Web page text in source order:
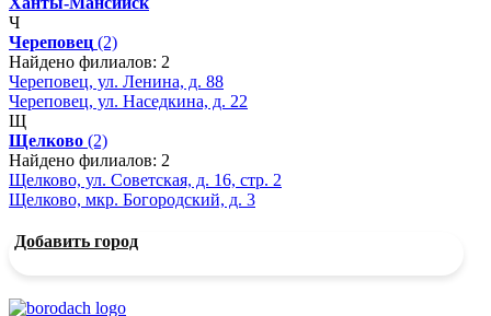
Ч
Череповец (2)
Найдено филиалов: 2
Череповец, ул. Ленина, д. 88
Череповец, ул. Наседкина, д. 22
Щ
Щелково (2)
Найдено филиалов: 2
Щелково, ул. Советская, д. 16, стр. 2
Щелково, мкр. Богородский, д. 3
Добавить город